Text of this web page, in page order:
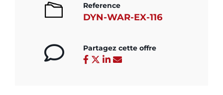
Reference
DYN-WAR-EX-116
Partagez cette offre